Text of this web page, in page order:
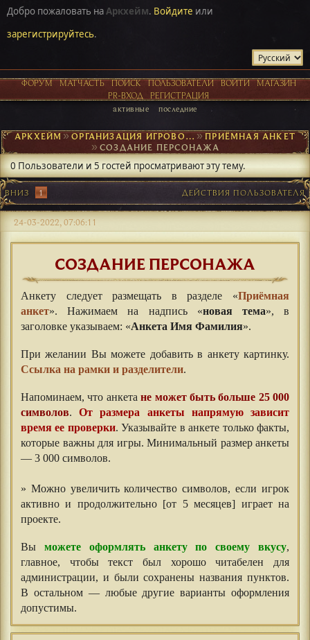
Добро пожаловать наАркхейм. Войдите или
зарегистрируйтесь.
ФОРУМ МАТЧАСТЬ ПОИСК ПОЛЬЗОВАТЕЛИ ВОЙТИ
МАГАЗИН
PR-ВХОД
РЕГИСТРАЦИЯ
активные последние
АРКХЕЙМ► ОРГАНИЗАЦИЯ ИГРОВОГО ПРОЦЕССА ►ПРИЁМНАЯ АНКЕТ
►СОЗДАНИЕ ПЕРСОНАЖА
0 Пользователи и 5 гостей просматривают эту тему.
ВНИЗ 1 ДЕЙСТВИЯ ПОЛЬЗОВАТЕЛЯ
24-03-2022, 07:06:11
СОЗДАНИЕ ПЕРСОНАЖА
Анкету следует размещать в разделе «Приёмная
анкет». Нажимаем на надпись «новая тема», в
заголовке указываем: «Анкета Имя Фамилия».
При желании Вы можете добавить в анкету картинку.
Ссылка на рамки и разделители.
Напоминаем, что анкетане может быть больше 25 000
символов.От размера анкеты напрямую зависит
время ее проверки. Указывайте в анкете только факты,
которые важны для игры. Минимальный размер анкеты
— 3 000 символов.
» Можно увеличить количество символов, если игрок
активно и продолжительно [от 5 месяцев] играет на
проекте.
Вы можете оформлять анкету по своему вкусу,
главное, чтобы текст был хорошо читабелен для
администрации, и были сохранены названия пунктов.
В остальном — любые другие варианты оформления
допустимы.